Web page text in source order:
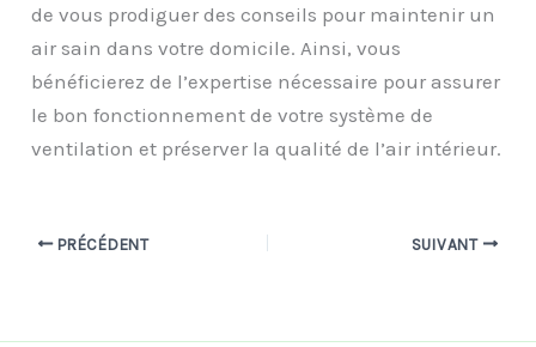
de vous prodiguer des conseils pour maintenir un
air sain dans votre domicile. Ainsi, vous
bénéficierez de l’expertise nécessaire pour assurer
le bon fonctionnement de votre système de
ventilation et préserver la qualité de l’air intérieur.
PRÉCÉDENT SUIVANT